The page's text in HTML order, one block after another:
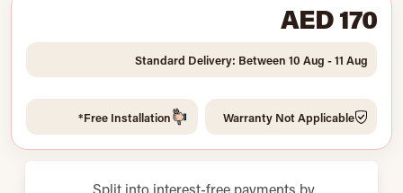
AED 170
Standard Delivery: Between 10 Aug - 11 Aug
Warranty Not Applicable
Free Installation*
Split into interest-free payments by